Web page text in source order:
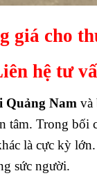
giá cho
hệ tư
Quảng Nam và
tâm. Trong bối
là cực kỳ
sức người.